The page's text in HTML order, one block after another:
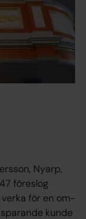
Nyarp,
föreslog
för en om-
kunde